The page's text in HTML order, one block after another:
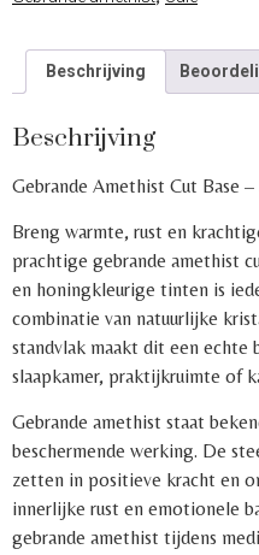
Beschrijving
Beschrijving
Gebrande Amethist Cut Base –
Breng warmte, rust en
prachtige gebrande amethist
en honingkleurige tinten is
combinatie van natuurlijke
standvlak maakt dit een echte
slaapkamer, praktijkruimte of
Gebrande amethist staat
beschermende werking. De
zetten in positieve kracht en
innerlijke rust en emotionele
gebrande amethist tijdens